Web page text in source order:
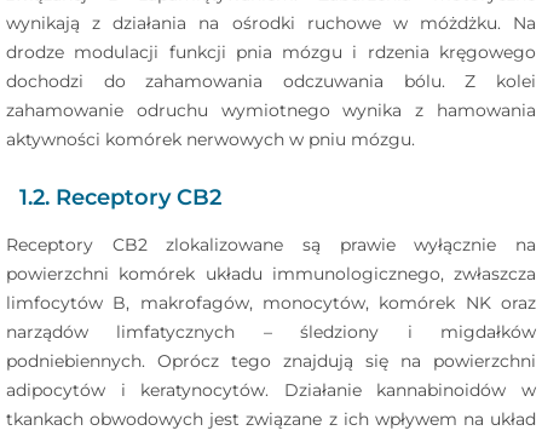
wynikają z działania na ośrodki ruchowe w móżdżku. Na
drodze modulacji funkcji pnia mózgu i rdzenia kręgowego
dochodzi do zahamowania odczuwania bólu. Z kolei
zahamowanie odruchu wymiotnego wynika z hamowania
aktywności komórek nerwowych w pniu mózgu.
1.2. Receptory CB2
Receptory CB2 zlokalizowane są prawie wyłącznie na
powierzchni komórek układu immunologicznego, zwłaszcza
limfocytów B, makrofagów, monocytów, komórek NK oraz
narządów limfatycznych – śledziony i migdałków
podniebiennych. Oprócz tego znajdują się na powierzchni
adipocytów i keratynocytów. Działanie kannabinoidów w
tkankach obwodowych jest związane z ich wpływem na układ